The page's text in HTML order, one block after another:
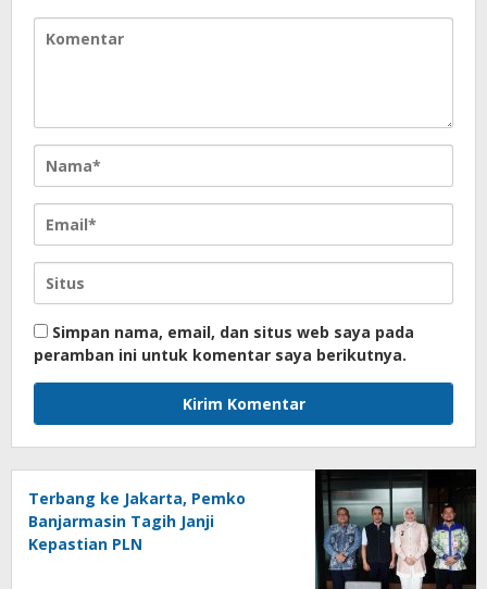
Simpan nama, email, dan situs web saya pada
peramban ini untuk komentar saya berikutnya.
Terbang ke Jakarta, Pemko
Banjarmasin Tagih Janji
Kepastian PLN